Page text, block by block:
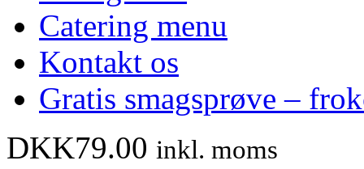
Catering menu
Kontakt os
Gratis smagsprøve –
DKK79.00 inkl. moms